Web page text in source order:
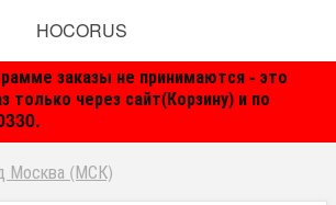
заказы не принимаются - это
через сайт(Корзину) и по
HOCORUS
Москва (МСК)